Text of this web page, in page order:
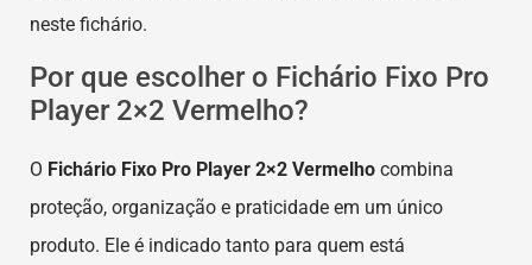
neste fichário.
Por que escolher o Fichário Fixo Pro
Player 2×2 Vermelho?
O Fichário Fixo Pro Player 2×2 Vermelho combina
proteção, organização e praticidade em um único
produto. Ele é indicado tanto para quem está